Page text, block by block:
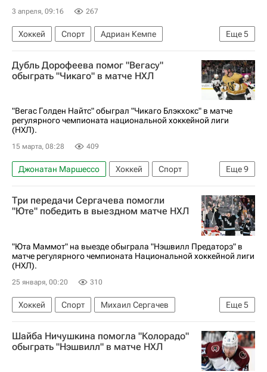
3 апреля, 09:16 267
Еще5
Хоккей Спорт
Адриан Кемпе
Скотт Лоутон
Йоэл Армия
Лос-Анджелес Кингз
Нэшвилл Предаторз
Дубль Дорофеева помог "Вегасу"
обыграть "Чикаго" в матче НХЛ
"Вегас Голден Найтс" обыграл "Чикаго Блэкхокс" в матче
регулярного чемпионата национальной хоккейной лиги
(НХЛ).
15 марта, 08:28 409
Еще9
Джонатан Маршессо Хоккей
Спорт
Лас-Вегас
Павел Дорофеев (хоккей)
Иван Демидов
Расмус Андерссон
Вегас Голден Найтс
Каролина Харрикейнз
Национальная хоккейная лига (НХЛ)
Три передачи Сергачева помогли
"Юте" победить в выездном матче НХЛ
"Юта Маммот" на выезде обыграла "Нэшвилл Предаторз" в
матче регулярного чемпионата Национальной хоккейной лиги
(НХЛ).
25 января, 00:20 310
Еще5
Хоккей Спорт
Михаил Сергачев
Клейтон Келлер
Кайлер Ямамото
Юта Маммот
Нэшвилл Предаторз
Шайба Ничушкина помогла "Колорадо"
обыграть "Нэшвилл" в матче НХЛ